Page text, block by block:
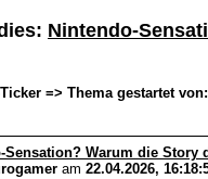
Nintendo-
=> Thema gestartet
Sensation? Warum die
am 22.04.2026,